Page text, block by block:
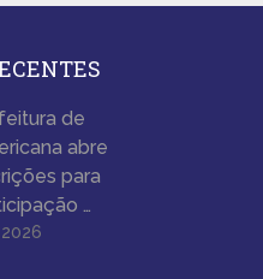
de
abre
para
…